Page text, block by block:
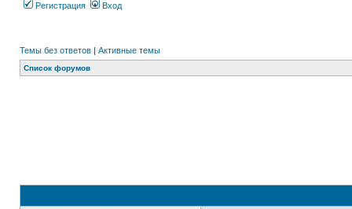
Регистрация Вход
Темы без ответов | Активные темы
Список форумов